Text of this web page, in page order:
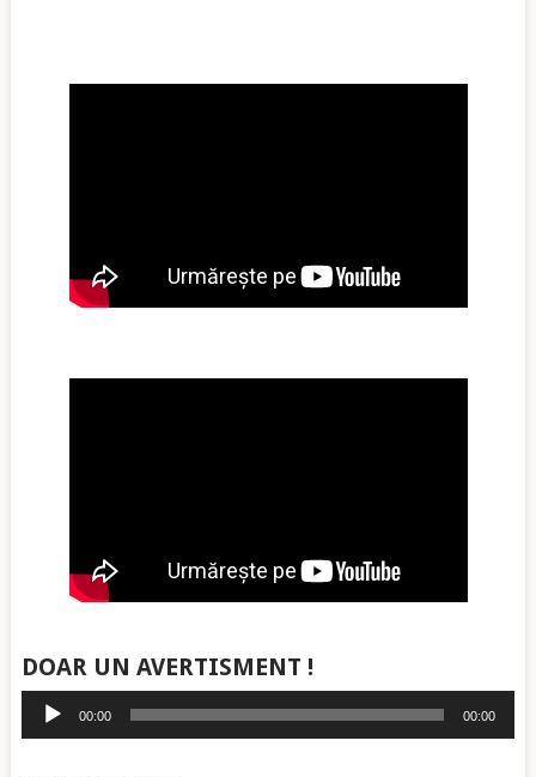
DOAR UN AVERTISMENT !
Player
audio
00:00 00:00